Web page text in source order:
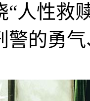
“人性救
警的勇